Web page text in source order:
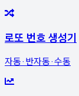
로또 번호 생성기
자동·반자동·수동